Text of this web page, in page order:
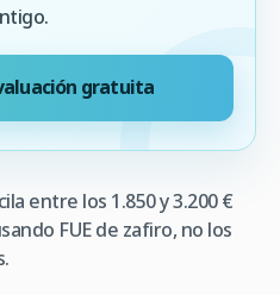
gratuita
entre los 1.850 y 3.200 €
FUE de zafiro, no los